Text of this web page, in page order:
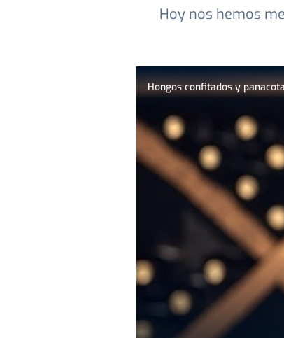
Hoy nos hemos
Hongos confitados y